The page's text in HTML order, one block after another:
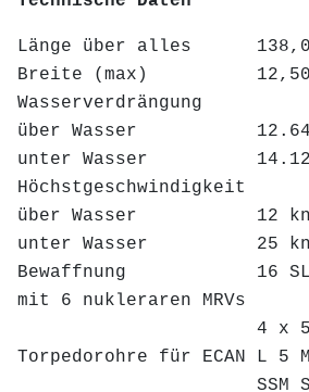
Länge über alles
Breite (max) 12,50
Wasserverdrängung
über Wasser
unter Wasser
Höchstgeschwindigkeit
über Wasser 12 kn
unter Wasser 25 kn
Bewaffnung 16 SLBM
mit 6 nukleraren MRVs
4 x 53,3-
Torpedorohre für ECAN L 5
SSM SM 39